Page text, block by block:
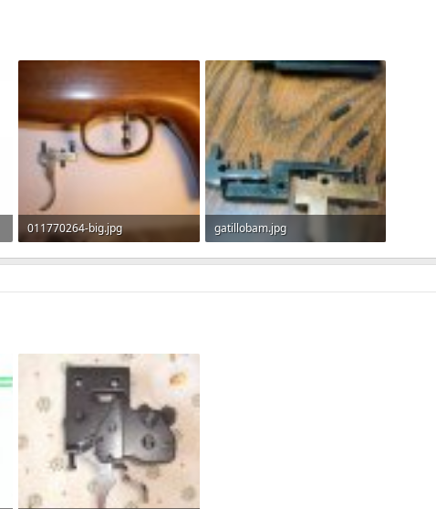
011770264-big.jpg
82.4 KB · Прегледи: 431
gatillobam.jpg
77.7 KB · Прегледи: 444